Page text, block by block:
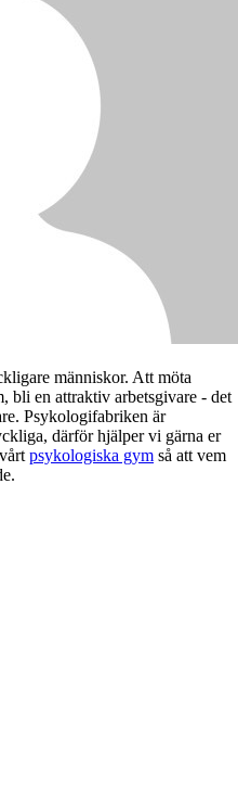
människor. Att möta
bli en attraktiv arbetsgivare - det
Psykologifabriken är
därför hjälper vi gärna er
psykologiska gym så att vem